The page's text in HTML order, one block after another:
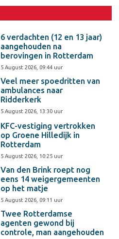
6 verdachten (12 en 13 jaar)
aangehouden na
berovingen in Rotterdam
5 August 2026, 09:44 uur
Veel meer spoedritten van
ambulances naar
Ridderkerk
5 August 2026, 13:30 uur
KFC-vestiging vertrokken
op Groene Hilledijk in
Rotterdam
5 August 2026, 10:25 uur
Van den Brink roept nog
eens 14 weigergemeenten
op het matje
5 August 2026, 09:11 uur
Twee Rotterdamse
agenten gewond bij
controle, man aangehouden